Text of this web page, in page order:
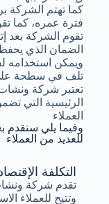
كما تهتم الشركة
فترة عمره، كما
تقوم الشركة بعد
الضمان الذي
ويمكن استخدامه
تلف في سطحة
تعتبر شركة ونشات
الرئيسية التي
العملاء
وفيما يلي سنقدم
للعديد من العملاء
التكلفة
تقدم شركة
وتتيح للعملاء